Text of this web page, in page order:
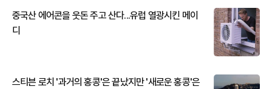
중국산 에어콘을 웃돈 주고 산다...유럽 열광시킨 메이
디
스티븐 로치 '과거의 홍콩'은 끝났지만 '새로운 홍콩'은